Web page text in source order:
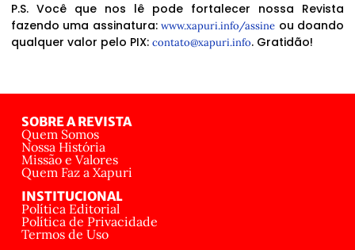
P.S. Você que nos lê pode fortalecer nossa Revista
fazendo uma assinatura:www.xapuri.info/assine ou doando
qualquer valor pelo PIX: contato@xapuri.info. Gratidão!
SOBRE A REVISTA
Quem Somos
Nossa História
Missão e Valores
Quem Faz a Xapuri
INSTITUCIONAL
Política Editorial
Política de Privacidade
Termos de Uso